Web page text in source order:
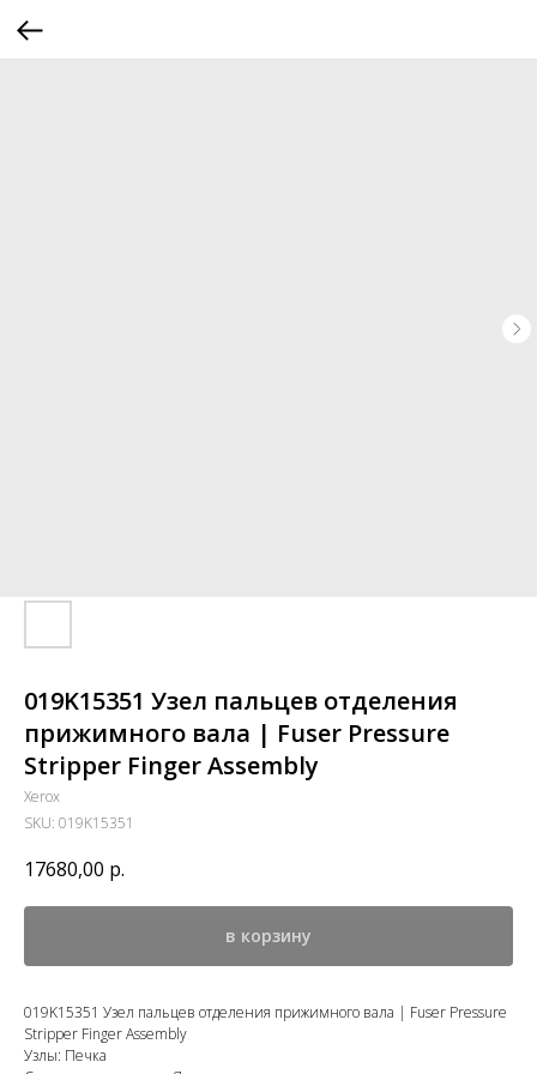
019K15351 Узел пальцев отделения
прижимного вала | Fuser Pressure
Stripper Finger Assembly
Xerox
SKU: 019K15351
17680,00 р.
в корзину
019K15351 Узел пальцев отделения прижимного вала | Fuser Pressure
Stripper Finger Assembly
Узлы: Печка